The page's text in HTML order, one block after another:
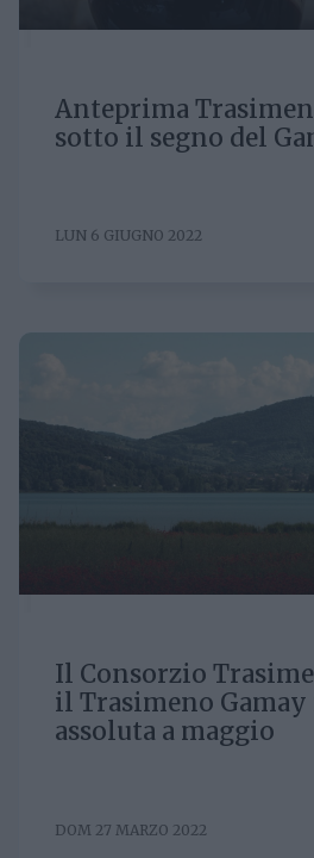
Anteprima
sotto il segno del
LUN 6 GIUGNO 2022
Il Consorzio
il Trasimeno
assoluta a maggio
DOM 27 MARZO 2022